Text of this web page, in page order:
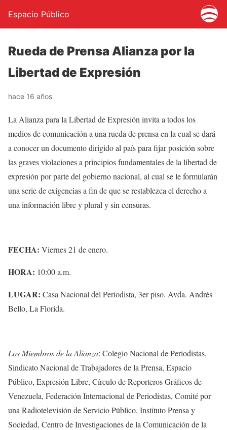
Espacio Público
Rueda de Prensa Alianza por la
Libertad de Expresión
hace 16 años
La Alianza para la Libertad de Expresión invita a todos los
medios de comunicación a una rueda de prensa en la cual se dará
a conocer un documento dirigido al país para fijar posición sobre
las graves violaciones a principios fundamentales de la libertad de
expresión por parte del gobierno nacional, al cual se le formularán
una serie de exigencias a fin de que se restablezca el derecho a
una información libre y plural y sin censuras.
FECHA: Viernes 21 de enero.
HORA: 10:00 a.m.
LUGAR: Casa Nacional del Periodista, 3er piso. Avda. Andrés
Bello, La Florida.
Los Miembros de la Alianza: Colegio Nacional de Periodistas,
Sindicato Nacional de Trabajadores de la Prensa, Espacio
Público, Expresión Libre, Círculo de Reporteros Gráficos de
Venezuela, Federación Internacional de Periodistas, Comité por
una Radiotelevisión de Servicio Público, Instituto Prensa y
Sociedad, Centro de Investigaciones de la Comunicación de la